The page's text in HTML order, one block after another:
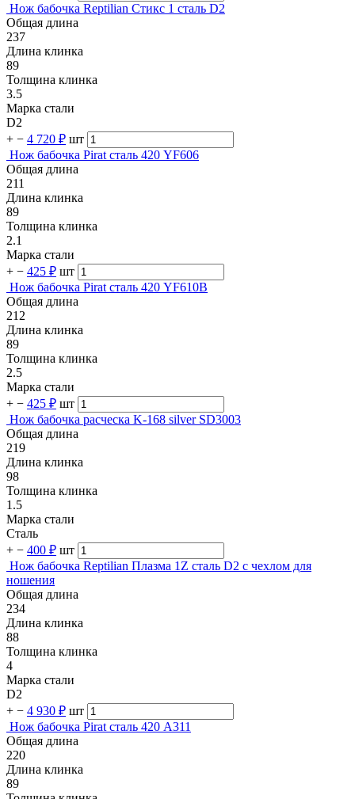
Нож бабочка Reptilian Стикс 1 сталь D2
Общая длина
237
Длина клинка
89
Толщина клинка
3.5
Марка стали
D2
+ − 4 720 ₽ шт
Нож бабочка Pirat сталь 420 YF606
Общая длина
211
Длина клинка
89
Толщина клинка
2.1
Марка стали
+ − 425 ₽ шт
Нож бабочка Pirat сталь 420 YF610B
Общая длина
212
Длина клинка
89
Толщина клинка
2.5
Марка стали
+ − 425 ₽ шт
Нож бабочка расческа K-168 silver SD3003
Общая длина
219
Длина клинка
98
Толщина клинка
1.5
Марка стали
Сталь
+ − 400 ₽ шт
Нож бабочка Reptilian Плазма 1Z сталь D2 с чехлом для
ношения
Общая длина
234
Длина клинка
88
Толщина клинка
4
Марка стали
D2
+ − 4 930 ₽ шт
Нож бабочка Pirat сталь 420 A311
Общая длина
220
Длина клинка
89